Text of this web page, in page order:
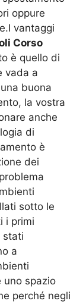
oppure
vantaggi
Corso
è quello di
vada a
buona
la vostra
anche
di
è
dei
sotto le
i primi
stati
a
uno spazio
perché negli